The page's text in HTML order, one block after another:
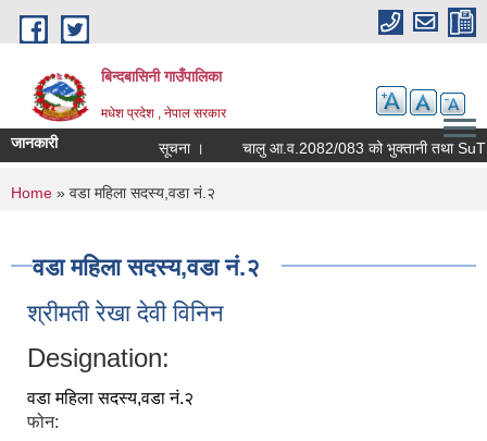
Skip to main content
बिन्दबासिनी गाउँपालिका
मधेश प्रदेश , नेपाल सरकार
जानकारी सूचना ।
You are here
Home » वडा महिला सदस्य,वडा नं.२
वडा महिला सदस्य,वडा नं.२
श्रीमती रेखा देवी विनिन
Designation:
वडा महिला सदस्य,वडा नं.२
फोन: